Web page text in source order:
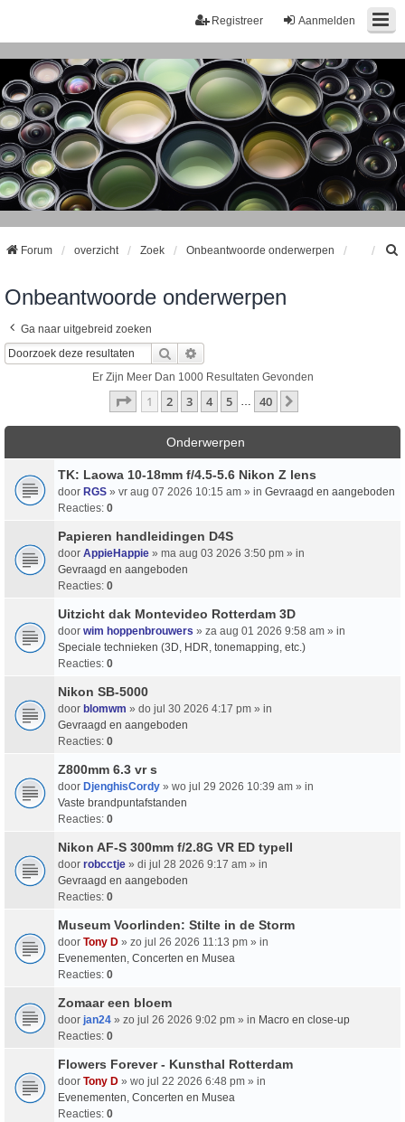
Aanmelden
Registreer
Forum overzicht Zoek Onbeantwoorde onderwerpen
Onbeantwoorde onderwerpen
Ga naar uitgebreid zoeken
Zoek
Er Zijn Meer Dan 1000 Resultaten Gevonden
Pagina Van40
1 2 3 4 5 40
Onderwerpen
TK: Laowa 10-18mm f/4.5-5.6 Nikon Z lens
door RGS » vr aug 07 2026 10:15 am » in Gevraagd en aangeboden
Reacties: 0
Papieren handleidingen D4S
door AppieHappie » ma aug 03 2026 3:50 pm » in
Gevraagd en aangeboden
Reacties: 0
Uitzicht dak Montevideo Rotterdam 3D
door wim hoppenbrouwers » za aug 01 2026 9:58 am » in
Speciale technieken (3D, HDR, tonemapping, etc.)
Reacties: 0
Nikon SB-5000
door blomwm » do jul 30 2026 4:17 pm » in
Gevraagd en aangeboden
Reacties: 0
Z800mm 6.3 vr s
door DjenghisCordy » wo jul 29 2026 10:39 am » in
Vaste brandpuntafstanden
Reacties: 0
Nikon AF-S 300mm f/2.8G VR ED typeII
door robcctje » di jul 28 2026 9:17 am » in
Gevraagd en aangeboden
Reacties: 0
Museum Voorlinden: Stilte in de Storm
door Tony D » zo jul 26 2026 11:13 pm » in
Evenementen, Concerten en Musea
Reacties: 0
Zomaar een bloem
door jan24 » zo jul 26 2026 9:02 pm » in Macro en close-up
Reacties: 0
Flowers Forever - Kunsthal Rotterdam
door Tony D » wo jul 22 2026 6:48 pm » in
Evenementen, Concerten en Musea
Reacties: 0